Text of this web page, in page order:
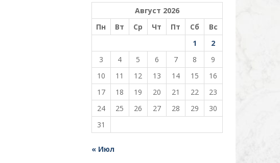
Август 2026
Пн
Вт Ср Чт Пт Сб
Вс
1
2
3
4 5 6 7 8
9
10
11 12 13 14 15
16
17
18 19 20 21 22
23
24
25 26 27 28 29
30
31
« Июл